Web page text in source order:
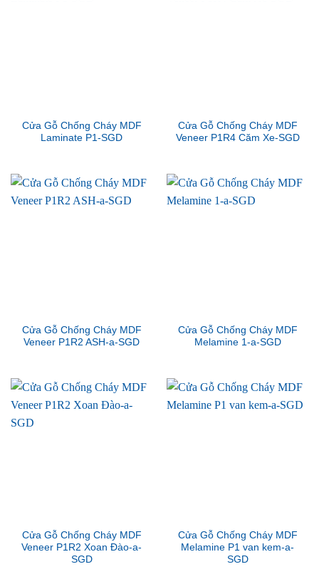
Cửa Gỗ Chống Cháy MDF
Laminate P1-SGD
Cửa Gỗ Chống Cháy MDF
Veneer P1R4 Căm Xe-SGD
Cửa Gỗ Chống Cháy MDF
Veneer P1R2 ASH-a-SGD
Cửa Gỗ Chống Cháy MDF
Melamine 1-a-SGD
Cửa Gỗ Chống Cháy MDF
Veneer P1R2 Xoan Đào-a-
SGD
Cửa Gỗ Chống Cháy MDF
Melamine P1 van kem-a-
SGD